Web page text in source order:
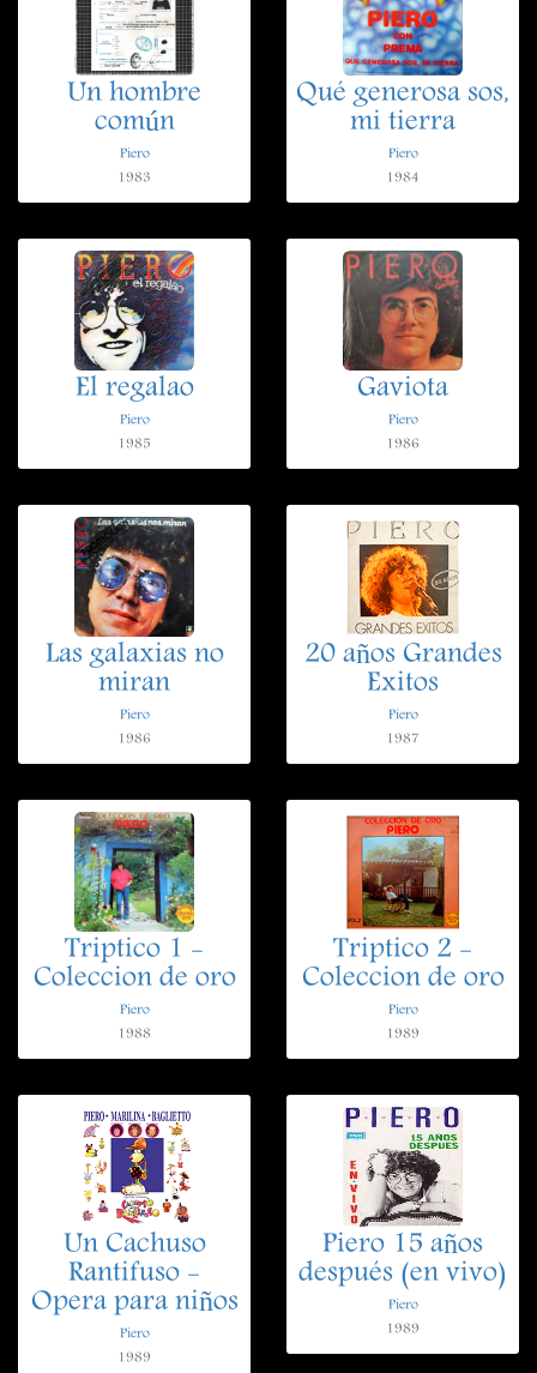
Un hombre
común
Piero
1983
Qué generosa sos,
mi tierra
Piero
1984
El regalao
Piero
1985
Gaviota
Piero
1986
Las galaxias no
miran
Piero
1986
20 años Grandes
Exitos
Piero
1987
Triptico 1 -
Coleccion de oro
Piero
1988
Triptico 2 -
Coleccion de oro
Piero
1989
Un Cachuso
Rantifuso -
Opera para niños
Piero
1989
Piero 15 años
después (en vivo)
Piero
1989